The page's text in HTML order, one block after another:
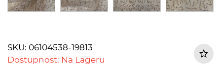
SKU: 06104538-19813
Dostupnost: Na Lageru